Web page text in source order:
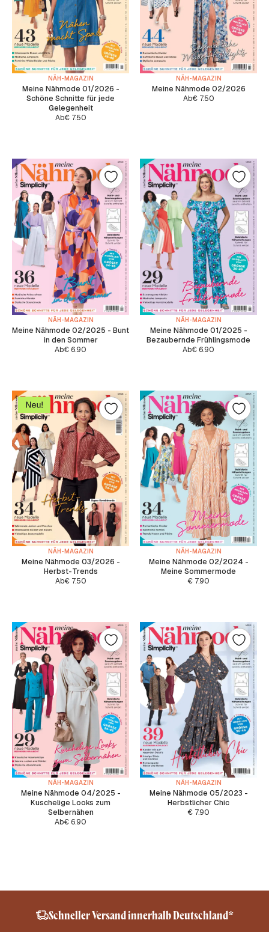
NÄH-MAGAZIN
Meine Nähmode 01/2026 -
Schöne Schnitte für jede
Gelegenheit
Ab€7.50
NÄH-MAGAZIN
Meine Nähmode 02/2026
Ab€7.50
NÄH-MAGAZIN
Meine Nähmode 02/2025 - Bunt
in den Sommer
Ab€ 6.90
NÄH-MAGAZIN
Meine Nähmode 01/2025 -
Bezaubernde Frühlingsmode
Ab€ 6.90
NÄH-MAGAZIN
Meine Nähmode 03/2026 -
Herbst-Trends
Ab€7.50
NÄH-MAGAZIN
Meine Nähmode 02/2024 -
Meine Sommermode
€ 7.90
NÄH-MAGAZIN
Meine Nähmode 04/2025 -
Kuschelige Looks zum
Selbernähen
Ab€ 6.90
NÄH-MAGAZIN
Meine Nähmode 05/2023 -
Herbstlicher Chic
€ 7.90
Schneller Versand innerhalb Deutschland*